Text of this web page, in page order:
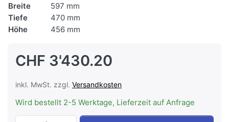
Breite
597 mm
Tiefe
470 mm
Höhe
456 mm
CHF 3'430.20
inkl. MwSt. zzgl. Versandkosten
Wird bestellt 2-5 Werktage, Lieferzeit auf Anfrage
ASKO CM 8477 S Kaffeemaschine